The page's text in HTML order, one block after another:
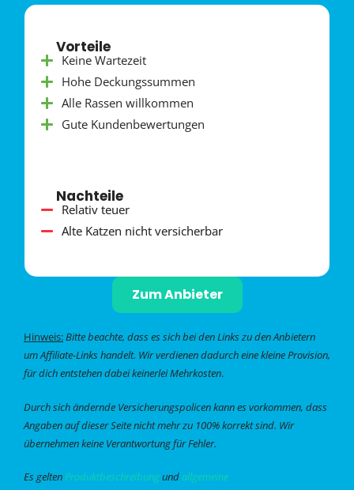
Vorteile
Keine Wartezeit
Hohe Deckungssummen
Alle Rassen willkommen
Gute Kundenbewertungen
Nachteile
Relativ teuer
Alte Katzen nicht versicherbar
Zum Anbieter
Hinweis:Bitte beachte, dass es sich bei den Links zu den Anbietern
um Affiliate-Links handelt. Wir verdienen dadurch eine kleine Provision,
für dich entstehen dabei keinerlei Mehrkosten.
Durch sich ändernde Versicherungspolicen kann es vorkommen, dass
Angaben auf dieser Seite nicht mehr zu 100% korrekt sind. Wir
übernehmen keine Verantwortung für Fehler.
Es gelten Produktbeschreibungund allgemeine